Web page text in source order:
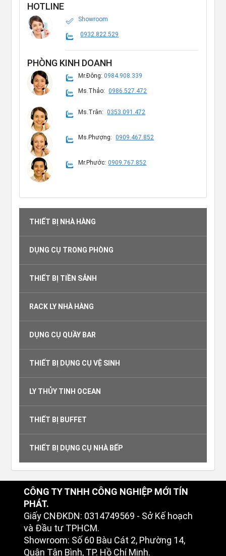
HOTLINE
Showroom
0932.822.529
PHÒNG KINH DOANH
Mr.Đông:0984.908.339
Ms.Thảo: 0986.527.472
Ms.Trân: 0353.091.472
Ms.Phượng: 0909.467.852
Mr.Phước: 0909.767.852
THIẾT BỊ NHÀ HÀNG
DỤNG CỤ TRONG PHÒNG
THIẾT BỊ TIỀN SẢNH
RACK LY NHÀ HÀNG
DỤNG CỤ QUẦY BAR
THIẾT BỊ DỤNG CỤ VỆ SINH
LY THỦY TINH OCEAN
THIẾT BỊ BUFFET
THIẾT BỊ DỤNG CỤ NHÀ BẾP
CÔNG TY TNHH CÔNG NGHIỆP MỚI TÍN
PHÁT.
Giấy CNĐKDN: 0314749569 - Sở Kế hoạch
và Đầu tư TPHCM.
Showroom: Số 60 Bàu Cát 2, Phường 14,
Quận Tân Bình, TP. Hồ Chí Minh.